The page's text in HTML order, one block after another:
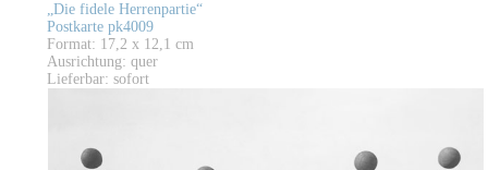
„Die fidele Herrenpartie“
Postkarte pk4009
Format: 17,2 x 12,1 cm
Ausrichtung: quer
Lieferbar: sofort